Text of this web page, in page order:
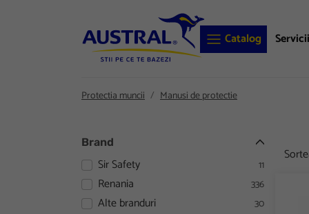
Catalog Servicii
Protectia muncii Manusi de protectie
Brand
Sir Safety 11
Renania 336
Alte branduri 30